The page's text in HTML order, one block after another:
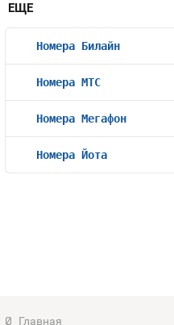
ЕЩЕ
Номера Билайн
Номера МТС
Номера Мегафон
Номера Йота